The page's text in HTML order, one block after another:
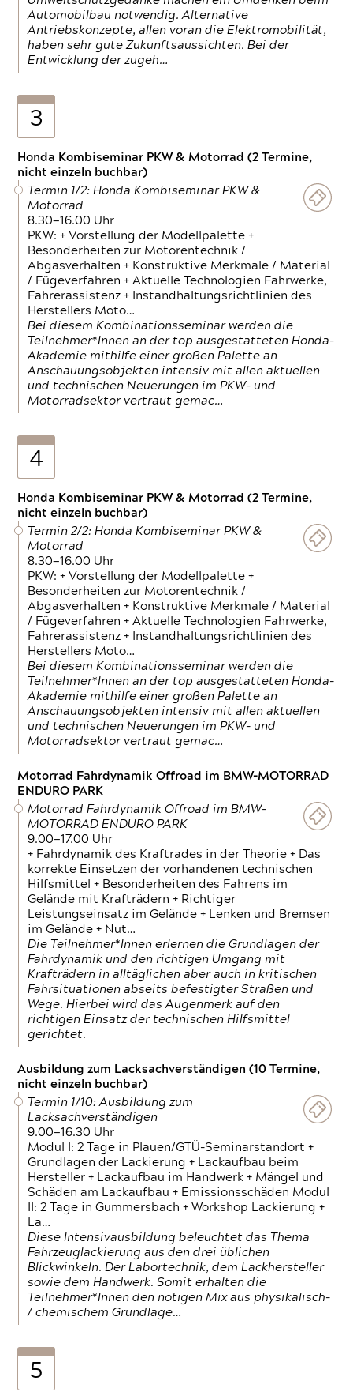
Automobilbau notwendig. Alternative
Antriebskonzepte, allen voran die Elektromobilität,
haben sehr gute Zukunftsaussichten. Bei der
Entwicklung der zugeh…
3
Honda Kombiseminar PKW & Motorrad (2 Termine,
nicht einzeln buchbar)
Termin 1/2: Honda Kombiseminar PKW &
Motorrad
8.30—16.00 Uhr
PKW: + Vorstellung der Modellpalette +
Besonderheiten zur Motorentechnik /
Abgasverhalten + Konstruktive Merkmale / Material
/ Fügeverfahren + Aktuelle Technologien Fahrwerke,
Fahrerassistenz + Instandhaltungsrichtlinien des
Herstellers Moto…
Bei diesem Kombinationsseminar werden die
Teilnehmer*Innen an der top ausgestatteten Honda-
Akademie mithilfe einer großen Palette an
Anschauungsobjekten intensiv mit allen aktuellen
und technischen Neuerungen im PKW- und
Motorradsektor vertraut gemac…
4
Honda Kombiseminar PKW & Motorrad (2 Termine,
nicht einzeln buchbar)
Termin 2/2: Honda Kombiseminar PKW &
Motorrad
8.30—16.00 Uhr
PKW: + Vorstellung der Modellpalette +
Besonderheiten zur Motorentechnik /
Abgasverhalten + Konstruktive Merkmale / Material
/ Fügeverfahren + Aktuelle Technologien Fahrwerke,
Fahrerassistenz + Instandhaltungsrichtlinien des
Herstellers Moto…
Bei diesem Kombinationsseminar werden die
Teilnehmer*Innen an der top ausgestatteten Honda-
Akademie mithilfe einer großen Palette an
Anschauungsobjekten intensiv mit allen aktuellen
und technischen Neuerungen im PKW- und
Motorradsektor vertraut gemac…
Motorrad Fahrdynamik Offroad im BMW-MOTORRAD
ENDURO PARK
Motorrad Fahrdynamik Offroad im BMW-
MOTORRAD ENDURO PARK
9.00—17.00 Uhr
+ Fahrdynamik des Kraftrades in der Theorie + Das
korrekte Einsetzen der vorhandenen technischen
Hilfsmittel + Besonderheiten des Fahrens im
Gelände mit Krafträdern + Richtiger
Leistungseinsatz im Gelände + Lenken und Bremsen
im Gelände + Nut…
Die Teilnehmer*Innen erlernen die Grundlagen der
Fahrdynamik und den richtigen Umgang mit
Krafträdern in alltäglichen aber auch in kritischen
Fahrsituationen abseits befestigter Straßen und
Wege. Hierbei wird das Augenmerk auf den
richtigen Einsatz der technischen Hilfsmittel
gerichtet.
Ausbildung zum Lacksachverständigen (10 Termine,
nicht einzeln buchbar)
Termin 1/10: Ausbildung zum
Lacksachverständigen
9.00—16.30 Uhr
Modul I: 2 Tage in Plauen/GTÜ-Seminarstandort +
Grundlagen der Lackierung + Lackaufbau beim
Hersteller + Lackaufbau im Handwerk + Mängel und
Schäden am Lackaufbau + Emissionsschäden Modul
II: 2 Tage in Gummersbach + Workshop Lackierung +
La…
Diese Intensivausbildung beleuchtet das Thema
Fahrzeuglackierung aus den drei üblichen
Blickwinkeln. Der Labortechnik, dem Lackhersteller
sowie dem Handwerk. Somit erhalten die
Teilnehmer*Innen den nötigen Mix aus physikalisch-
/ chemischem Grundlage…
5